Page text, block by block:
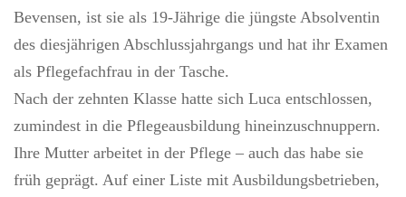
Bevensen, ist sie als 19-Jährige die jüngste Absolventin
des diesjährigen Abschlussjahrgangs und hat ihr Examen
als Pflegefachfrau in der Tasche.
Nach der zehnten Klasse hatte sich Luca entschlossen,
zumindest in die Pflegeausbildung hineinzuschnuppern.
Ihre Mutter arbeitet in der Pflege – auch das habe sie
früh geprägt. Auf einer Liste mit Ausbildungsbetrieben,